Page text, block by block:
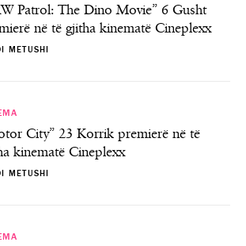
Patrol: The Dino Movie” 6 Gusht
në të gjitha kinematë Cineplexx
METUSHI
City” 23 Korrik premierë në të
kinematë Cineplexx
METUSHI